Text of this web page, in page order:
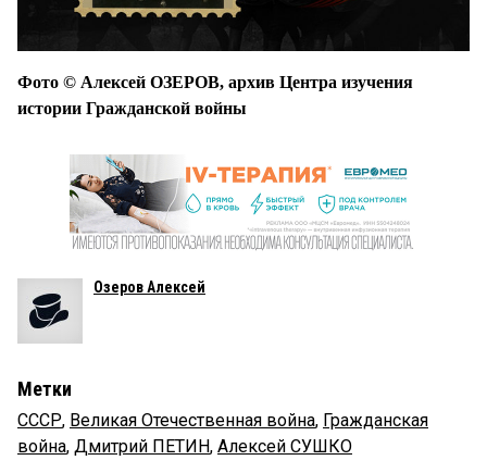
Фото © Алексей ОЗЕРОВ, архив Центра изучения
истории Гражданской войны
Озеров Алексей
Метки
СССР, Великая Отечественная война, Гражданская
война, Дмитрий ПЕТИН, Алексей СУШКО